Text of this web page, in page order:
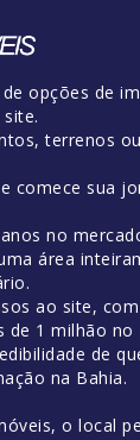
opções de
terrenos
comece sua
no
área
ao site,
de 1 milhão no
de
na Bahia.
o local